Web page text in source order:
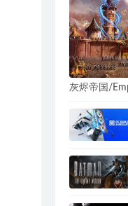
灰烬帝国/